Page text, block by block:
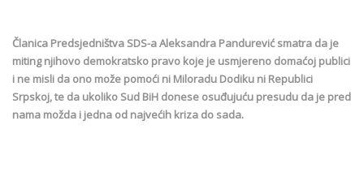
Članica Predsjedništva SDS-a Aleksandra Pandurević smatra da je
miting njihovo demokratsko pravo koje je usmjereno domaćoj publici
i ne misli da ono može pomoći ni Miloradu Dodiku ni Republici
Srpskoj, te da ukoliko Sud BiH donese osuđujuću presudu da je pred
nama možda i jedna od najvećih kriza do sada.